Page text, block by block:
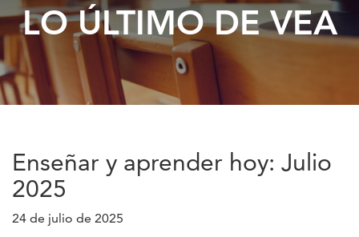
LO ÚLTIMO DE VEA
Enseñar y aprender hoy: Julio
2025
24 de julio de 2025